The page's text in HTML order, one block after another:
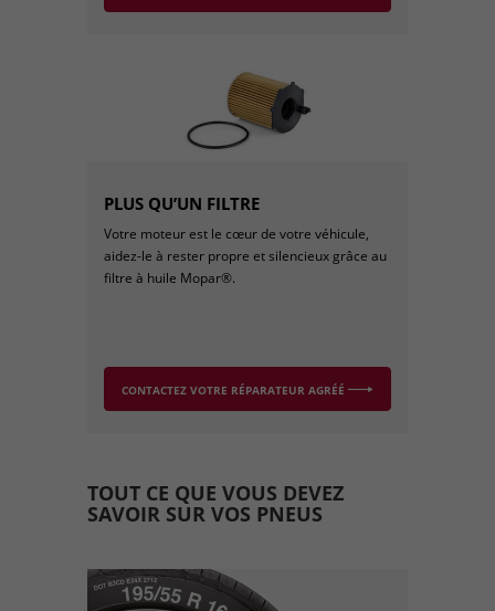
PLUS QU’UN FILTRE
Votre moteur est le cœur de votre véhicule,
aidez-le à rester propre et silencieux grâce au
filtre à huile Mopar®.
CONTACTEZ VOTRE RÉPARATEUR AGRÉÉ
TOUT CE QUE VOUS DEVEZ
SAVOIR SUR VOS PNEUS